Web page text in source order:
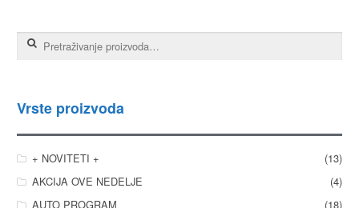
Pretraga za:
Vrste proizvoda
+ NOVITETI +
(13)
AKCIJA OVE NEDELJE
(4)
AUTO PROGRAM
(18)